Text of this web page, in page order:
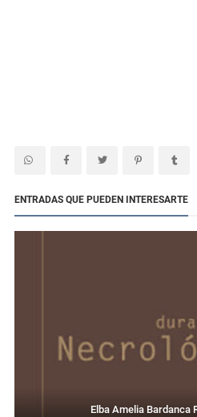
ENTRADAS QUE PUEDEN INTERESARTE
Elba Amelia Bardanca